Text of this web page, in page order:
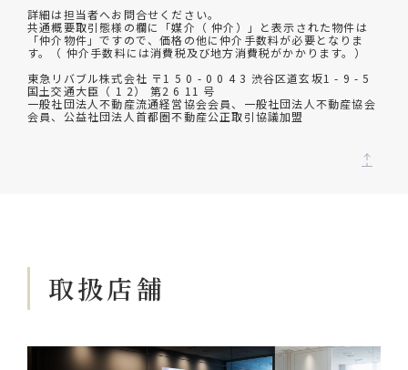
詳細は担当者へお問合せください。
共通概要取引態様の欄に「媒介（ 仲介）」と表示された物件は
「仲介物件」ですので、価格の他に仲介手数料が必要となりま
す。（ 仲介手数料には消費税及び地方消費税がかかります。）
東急リバブル株式会社 〒1 5 0 - 0 0 4 3 渋谷区道玄坂1 - 9 - 5
国土交通大臣（ 1 2） 第2 6 11 号
一般社団法人不動産流通経営協会会員、一般社団法人不動産協会
会員、公益社団法人首都圏不動産公正取引協議加盟
取扱店舗